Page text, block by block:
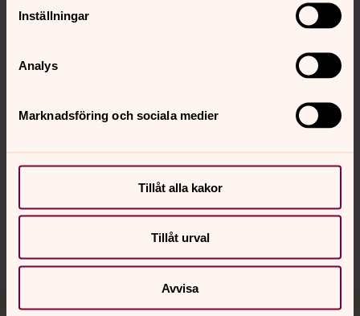
Inställningar
Analys
Marknadsföring och sociala medier
Tillåt alla kakor
Tillåt urval
Avvisa
Kontakt